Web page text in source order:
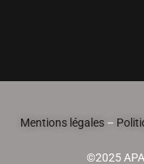
Mentions légales –
©2025